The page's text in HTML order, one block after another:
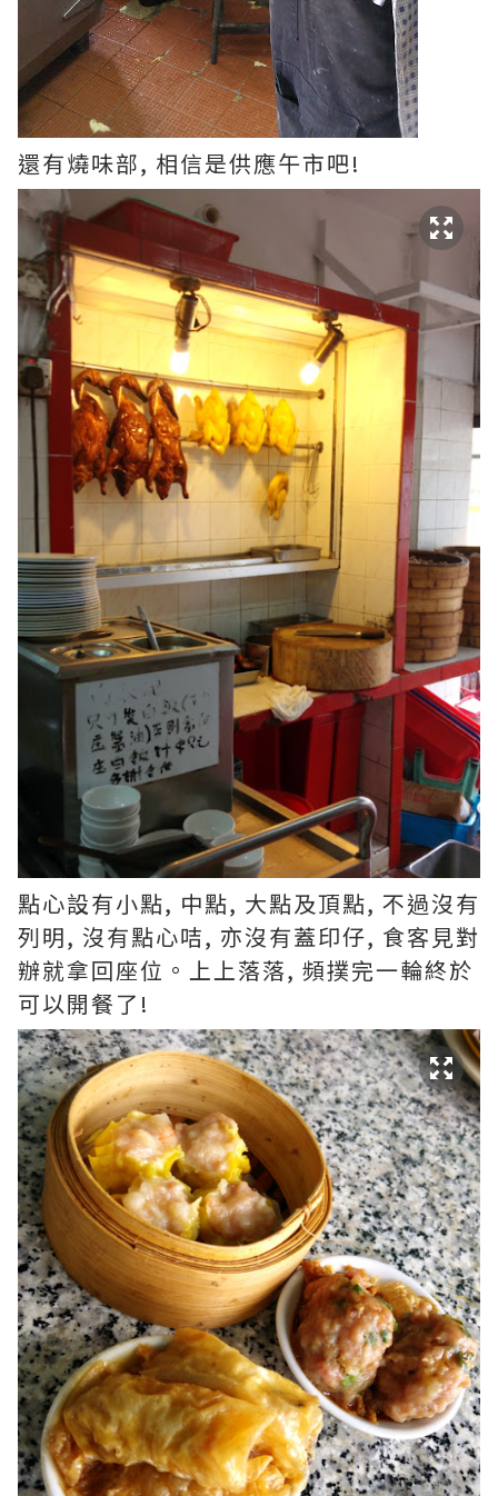
還有燒味部, 相信是供應午市吧!
點心設有小點, 中點, 大點及頂點, 不過沒有
列明, 沒有點心咭, 亦沒有蓋印仔, 食客見對
辦就拿回座位。上上落落, 頻撲完一輪終於
可以開餐了!